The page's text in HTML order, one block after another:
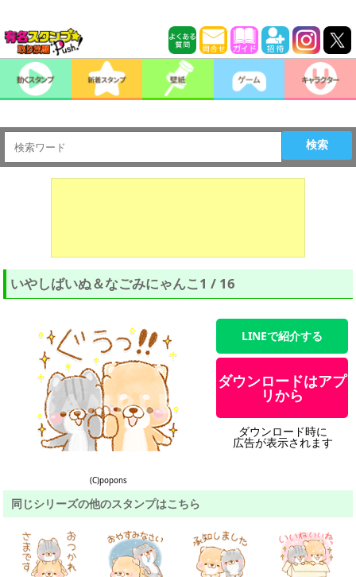
検索
いやしばいぬ＆なごみにゃんこ1 / 16
(C)popons
LINEで紹介する
ダウンロードはアプ
リから
ダウンロード時に
広告が表示されます
同じシリーズの他のスタンプはこちら